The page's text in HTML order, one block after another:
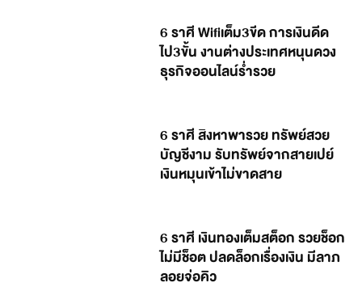
6 ราศี Wifiเต็ม3ขีด การเงินดีด
ไป3ขั้น งานต่างประเทศหนุนดวง
ธุรกิจออนไลน์ร่ำรวย
6 ราศี สิงหาพารวย ทรัพย์สวย
บัญชีงาม รับทรัพย์จากสายเปย์
เงินหมุนเข้าไม่ขาดสาย
6 ราศี เงินทองเต็มสต็อก รวยช็อก
ไม่มีช็อต ปลดล็อกเรื่องเงิน มีลาภ
ลอยจ่อคิว